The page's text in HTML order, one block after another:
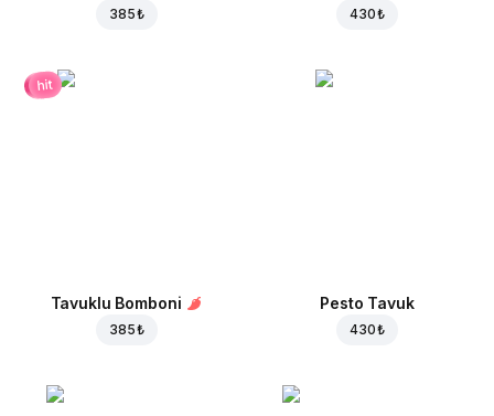
385 ₺ 430 ₺
hit
Tavuklu Bomboni
385 ₺
Pesto Tavuk
430 ₺